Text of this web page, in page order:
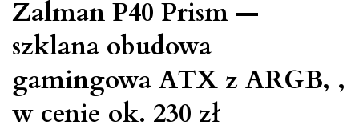
Zalman P40 Prism —
szklana obudowa
gamingowa ATX z ARGB, ,
w cenie ok. 230 zł